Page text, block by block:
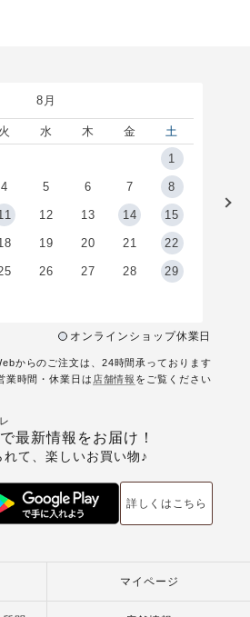
8月
火 水 木 金
土
1
4 5 6 7 8
12 13 14 15
19 20 21 22
26 27 28 29
オンラインショップ休業日
からのご注文は、24時間承っております
業時間・休業日は 店舗情報 をご覧ください
最新情報をお届け！
て、楽しいお買い物♪
詳しくはこちら
マイページ